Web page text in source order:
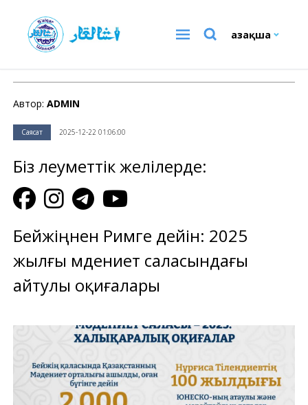
Қазақша
Автор: ADMIN
Саясат 2025-12-22 01:06:00
Біз әлеуметтік желілерде:
Бейжіңнен Римге дейін: 2025
жылғы мәдениет саласындағы
айтулы оқиғалары